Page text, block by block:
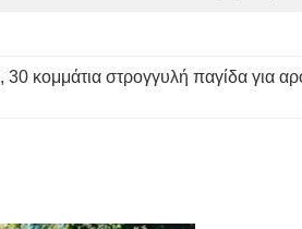
, 30 κομμάτια στρογγυλή παγίδα για